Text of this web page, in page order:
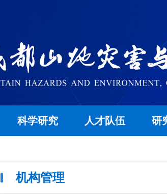
科学研究 人才队伍 研
机构管理